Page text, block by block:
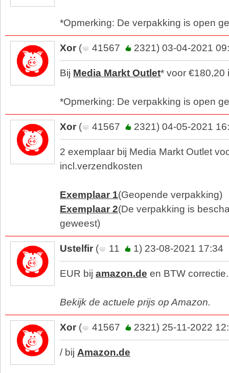
*Opmerking: De verpakking is open
Xor ( 41567 2321) 03-04-2021
Bij Media Markt Outlet* voor €180,20
*Opmerking: De verpakking is open
Xor ( 41567 2321) 04-05-2021
2 exemplaar bij Media Markt Outlet
incl.verzendkosten
Exemplaar 1(Geopende verpakking)
Exemplaar 2(De verpakking is
geweest)
Ustelfir ( 11 1) 23-08-2021 17:34
EUR bij amazon.de en BTW correctie.
Bekijk de actuele prijs op Amazon.
Xor ( 41567 2321) 25-11-2022
/ bij Amazon.de